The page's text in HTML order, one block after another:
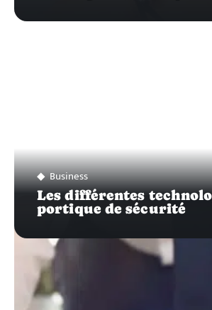
Business
Les différentes
portique de sécurité